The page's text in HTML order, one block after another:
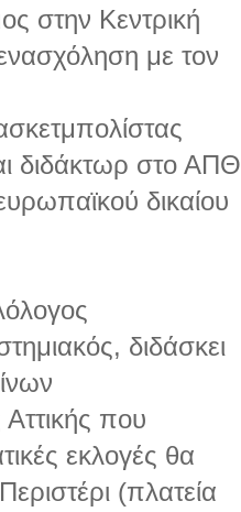
στην Κεντρική
με τον
διδάκτωρ στο ΑΠΘ
δικαίου
διδάσκει
που
εκλογές θα
(πλατεία